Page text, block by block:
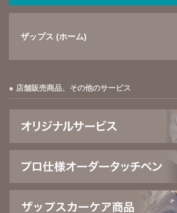
ザップス (ホーム)
店舗販売商品、その他のサービス